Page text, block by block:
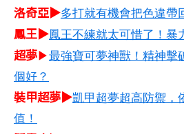
洛奇亞▶多打就有機會把色違帶
鳳王▶鳳王不練就太可惜了！暴
超夢▶最強寶可夢神獸！精神擊
個好？
裝甲超夢▶凱甲超夢超高防禦，
值！